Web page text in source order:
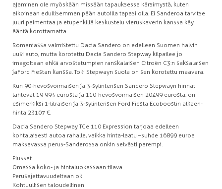
ajaminen ole myöskään missään tapauksessa kärsimystä, kuten
aikoinaan edullisemman pään autoilla tapasi olla. Ei Sanderoa tarvitse
juuri paimentaa ja etupenkillä keskustelu vieruskaverin kanssa käy
ääntä korottamatta.
Romaniassa valmistettu Dacia Sandero on edelleen Suomen halvin
uusi auto, mutta korotettu Dacia Sandero Stepway kilpailee jo
imagoltaan ehkä arvostetumpien ranskalaisen Citroën C3:n saksalaisen
ja Ford Fiestan kanssa. Toki Stepwayn suola on sen korotettu maavara.
Kun 90-hevosvoimaisen ja 3-sylinterisen Sandero Stepwayn hinnat
lähtevät 19 993 eurosta ja 110-hevosvoimaisen 20 499 eurosta, on
esimerkiksi 1-litraisen ja 3-sylinterisen Ford Fiesta Ecoboostin alkaen-
hinta 23 107 €.
Dacia Sandero Stepway TCe 110 Expression tarjoaa edelleen
kohtalaisesti autoa rahalle, vaikka hinta-laatu –suhde 16 899 euroa
maksavassa perus-Sanderossa onkin selvästi parempi.
Plussat
Omassa koko- ja hintaluokassaan tilava
Perusajettavuudeltaan ok
Kohtuullisen taloudellinen